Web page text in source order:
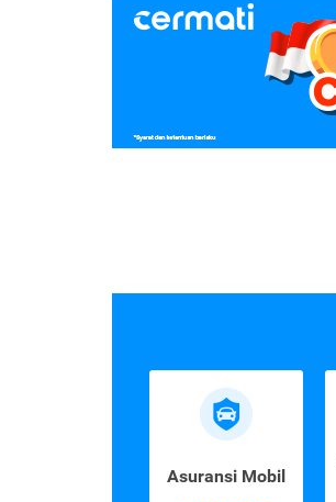
Asuransi Mobil